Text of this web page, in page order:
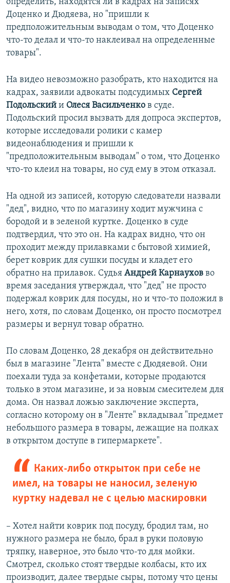
определить, находятся ли в кадрах на записях
Доценко и Дюдяева, но "пришли к
предположительным выводам о том, что Доценко
что-то делал и что-то наклеивал на определенные
товары".
На видео невозможно разобрать, кто находится на
кадрах, заявили адвокаты подсудимых Сергей
Подольский и Олеся Васильченко в суде.
Подольский просил вызвать для допроса экспертов,
которые исследовали ролики с камер
видеонаблюдения и пришли к
"предположительным выводам" о том, что Доценко
что-то клеил на товары, но суд ему в этом отказал.
На одной из записей, которую следователи назвали
"дед", видно, что по магазину ходит мужчина с
бородой и в зеленой куртке. Доценко в суде
подтвердил, что это он. На кадрах видно, что он
проходит между прилавками с бытовой химией,
берет коврик для сушки посуды и кладет его
обратно на прилавок. Судья Андрей Карнаухов во
время заседания утверждал, что "дед" не просто
подержал коврик для посуды, но и что-то положил в
него, хотя, по словам Доценко, он просто посмотрел
размеры и вернул товар обратно.
По словам Доценко, 28 декабря он действительно
был в магазине "Лента" вместе с Дюдяевой. Они
поехали туда за конфетами, которые продаются
только в этом магазине, и за новым смесителем для
дома. Он назвал ложью заключение эксперта,
согласно которому он в "Ленте" вкладывал "предмет
небольшого размера в товары, лежащие на полках
в открытом доступе в гипермаркете".
Каких-либо открыток при себе не
имел, на товары не наносил, зеленую
куртку надевал не с целью маскировки
– Хотел найти коврик под посуду, бродил там, но
нужного размера не было, брал в руки половую
тряпку, наверное, это было что-то для мойки.
Смотрел, сколько стоят твердые колбасы, кто их
производит, далее твердые сыры, потому что цены